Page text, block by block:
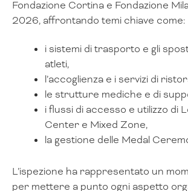
Fondazione Cortina e Fondazione
2026, affrontando temi chiave come:
i sistemi di trasporto e gli
atleti,
l’accoglienza e i servizi di
le strutture mediche e di
i flussi di accesso e utilizzo di
Center e Mixed Zone,
la gestione delle Medal
L’ispezione ha rappresentato un
per mettere a punto ogni aspetto